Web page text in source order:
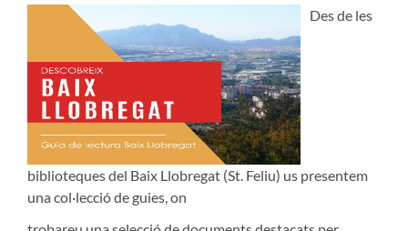
Des de les
biblioteques del Baix Llobregat (St. Feliu) us presentem
una col·lecció de guies, on